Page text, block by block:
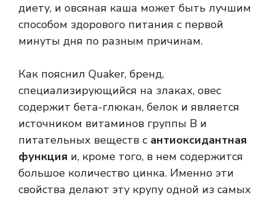
диету, и овсяная каша может быть лучшим
способом здорового питания с первой
минуты дня по разным причинам.
Как пояснил Quaker, бренд,
специализирующийся на злаках, овес
содержит бета-глюкан, белок и является
источником витаминов группы B и
питательных веществ с антиоксидантная
функция и, кроме того, в нем содержится
большое количество цинка. Именно эти
свойства делают эту крупу одной из самых